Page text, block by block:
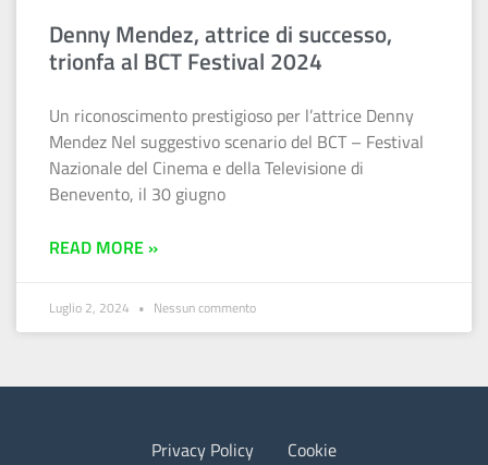
Denny Mendez, attrice di successo,
trionfa al BCT Festival 2024
Un riconoscimento prestigioso per l’attrice Denny
Mendez Nel suggestivo scenario del BCT – Festival
Nazionale del Cinema e della Televisione di
Benevento, il 30 giugno
READ MORE »
Luglio 2, 2024 Nessun commento
Privacy Policy Cookie